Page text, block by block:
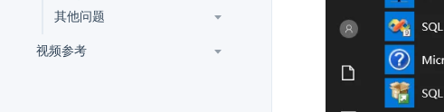
其他问题
视频参考